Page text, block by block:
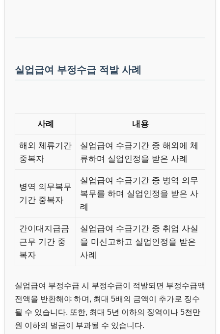
실업급여 부정수급 적발 사례
사례 내용
해외 체류기간
중복자
실업급여 수급기간 중 해외에 체
류하며 실업인정을 받은 사례
병역 의무복무
기간 중복자
실업급여 수급기간 중 병역 의무
복무를 하며 실업인정을 받은 사
례
간이대지급금
근무 기간 중
복자
실업급여 수급기간 중 취업 사실
을 미신고하고 실업인정을 받은
사례
실업급여 부정수급 시 부정수급이 적발되면 부정수급액
전액을 반환해야 하며, 최대 5배의 금액이 추가로 징수
될 수 있습니다. 또한, 최대 5년 이하의 징역이나 5천만
원 이하의 벌금이 부과될 수 있습니다.